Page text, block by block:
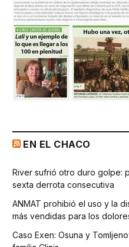
EN EL CHACO
River sufrió otro duro golpe:
sexta derrota consecutiva
ANMAT prohibió el uso y la
más vendidas para los
Caso Exen: Osuna y